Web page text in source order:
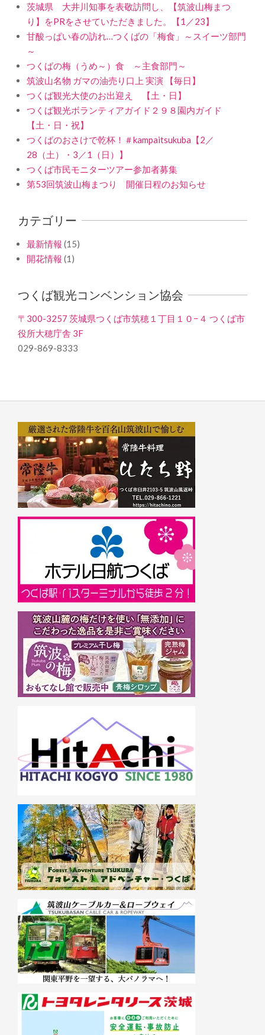
茨城県 大井川知事を表敬訪問し、【筑波山梅まつ
り】をPRをさせていただきました。【1／23】
甘酸っぱい春の訪れ…つくばの「梅食」～スイーツ部門
～
つくばの梅（うめ～）食 ～主食部門～
筑波山名物 ガマの油売り口上 実演 【毎日】
つくば観光大使のお出迎え 【土・日】
つくば観光ボランティアガイド２９８園内ガイド
【土・日・祝】
つくばのおさけで乾杯！＃kampaitsukuba【2／
28（土）・3／1（日）】
つくば市民モニターツアー参加者募集
第53回筑波山梅まつり 開催日程のお知らせ
カテゴリー
最新情報 (15)
開花情報 (1)
つくば観光コンベンション協会
〒300-3257 茨城県つくば市筑穂１丁目１０−４ つくば市
役所大穂庁舎 3F
029-869-8333